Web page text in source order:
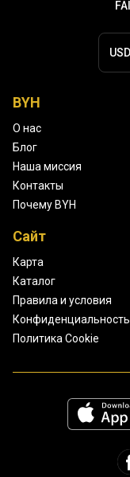
BYH
О нас
Блог
Наша миссия
Контакты
Почему BYH
Сайт
Карта
Каталог
Правила и условия
Конфиденциальность
Политика Cookie